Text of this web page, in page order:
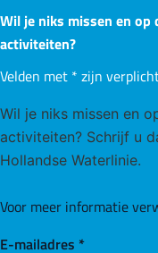
Wil je niks missen en
activiteiten?
Velden met * zijn
Wil je niks missen en
activiteiten? Schrijf u
Hollandse Waterlinie.
Voor meer informatie
E-mailadres *